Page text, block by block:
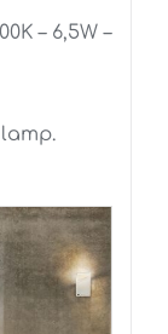
– 6,5W –